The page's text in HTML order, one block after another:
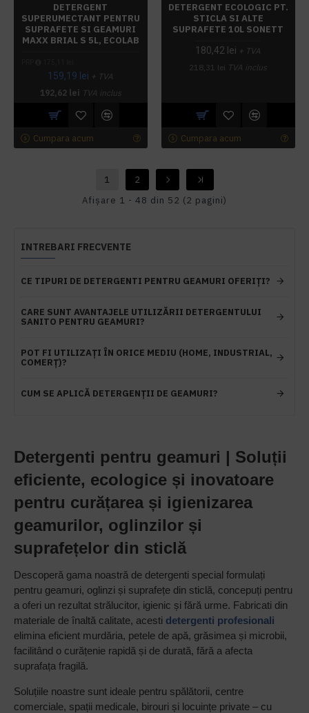
DETERGENT
SUPERUMECTANT PENTRU
SUPRAFETE SI GEAMURI
MAXX BRIAL S 5L, ECOLAB
159,19 lei + TVA
192,62 lei TVA inclus
Cumpara acum
DETERGENT ECOLOGIC PT.
STICLA SI ALTE
SUPRAFETE 10L SONETT
180,42 lei + TVA
218,31 lei TVA inclus
Cumpara acum
1
2
Afişare 1 - 48 din 52 (2 pagini)
INTREBARI FRECVENTE
CE TIPURI DE DETERGENTI PENTRU GEAMURI OFERIȚI?
CARE SUNT AVANTAJELE UTILIZĂRII DETERGENTULUI
SANITO PENTRU GEAMURI?
POT FI UTILIZAȚI ÎN ORICE MEDIU (HOME, INDUSTRIAL,
COMERȚ)?
CUM SE APLICĂ DETERGENȚII DE GEAMURI?
Detergenti pentru geamuri | Soluții
eficiente, ecologice și inovatoare
pentru curățarea și igienizarea
geamurilor, oglinzilor și
suprafețelor din sticlă
Descoperă gama noastră de detergenti special formulați
pentru geamuri, oglinzi și suprafețe din sticlă, concepuți pentru
a oferi un rezultat strălucitor, igienic și fără urme. Fabricati din
materiale de înaltă calitate, acesti detergenti profesionali
elimina eficient murdăria, petele de apă, grăsimea și microbii,
facilitând o curățenie rapidă și de durată, fără a afecta
suprafața fragilă.
Soluțiile noastre sunt ideale pentru spălătorii, centre
comerciale, spații medicale, birouri și locuințe private – cu